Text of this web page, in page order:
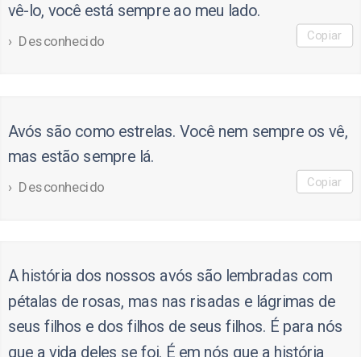
vê-lo, você está sempre ao meu lado.
Desconhecido Copiar
Avós são como estrelas. Você nem sempre os vê,
mas estão sempre lá.
Desconhecido Copiar
A história dos nossos avós são lembradas com
pétalas de rosas, mas nas risadas e lágrimas de
seus filhos e dos filhos de seus filhos. É para nós
que a vida deles se foi. É em nós que a história